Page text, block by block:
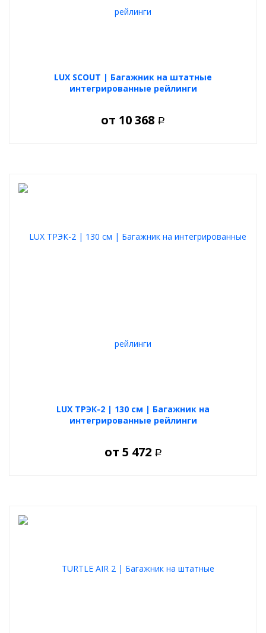
LUX SCOUT | Багажник на штатные
интегрированные рейлинги
от 10 368 Р
LUX ТРЭК-2 | 130 см | Багажник на
интегрированные рейлинги
от 5 472 Р